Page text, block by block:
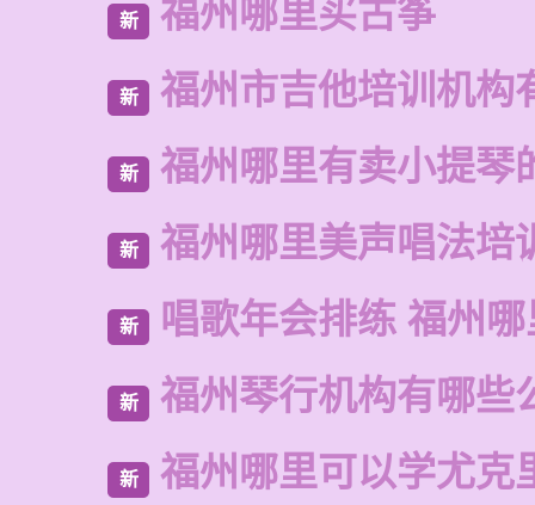
新 福州哪里买古筝
新 福州市吉他培训机构
新 福州哪里有卖小提琴
新 福州哪里美声唱法培
新 唱歌年会排练 福州
新 福州琴行机构有哪些
新 福州哪里可以学尤克